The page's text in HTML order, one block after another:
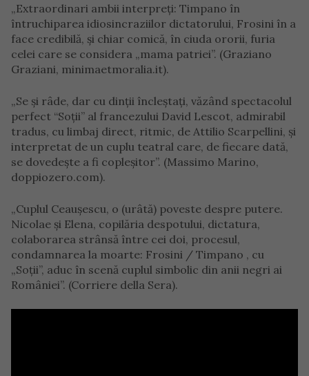
„Extraordinari ambii interpreţi: Timpano în
întruchiparea idiosincraziilor dictatorului, Frosini în a
face credibilă, și chiar comică, în ciuda ororii, furia
celei care se considera „mama patriei”. (Graziano
Graziani, minimaetmoralia.it).
„Se şi râde, dar cu dinții încleștați, văzând spectacolul
perfect “Soții” al francezului David Lescot, admirabil
tradus, cu limbaj direct, ritmic, de Attilio Scarpellini, şi
interpretat de un cuplu teatral care, de fiecare dată,
se dovedeşte a fi copleşitor”. (Massimo Marino,
doppiozero.com).
„Cuplul Ceauşescu, o (urâtă) poveste despre putere.
Nicolae şi Elena, copilăria despotului, dictatura,
colaborarea strânsă între cei doi, procesul,
condamnarea la moarte: Frosini / Timpano , cu
„Soţii”, aduc în scenă cuplul simbolic din anii negri ai
României”. (Corriere della Sera).